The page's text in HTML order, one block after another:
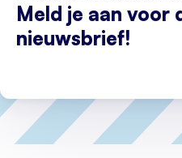
Meld je aan voor
nieuwsbrief!